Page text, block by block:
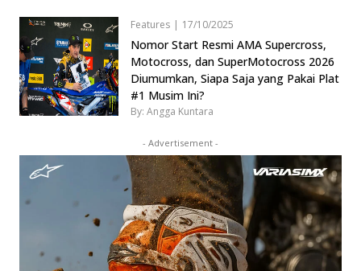
Features | 17/10/2025
Nomor Start Resmi AMA Supercross,
Motocross, dan SuperMotocross 2026
Diumumkan, Siapa Saja yang Pakai Plat
#1 Musim Ini?
By: Angga Kuntara
- Advertisement -